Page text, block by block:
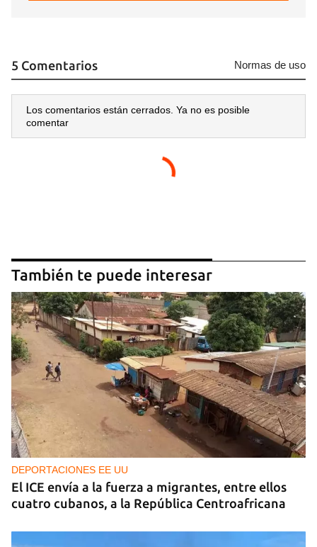
5 Comentarios Normas de uso
Los comentarios están cerrados. Ya no es posible
comentar
También te puede interesar
DEPORTACIONES EE UU
El ICE envía a la fuerza a migrantes, entre ellos
cuatro cubanos, a la República Centroafricana